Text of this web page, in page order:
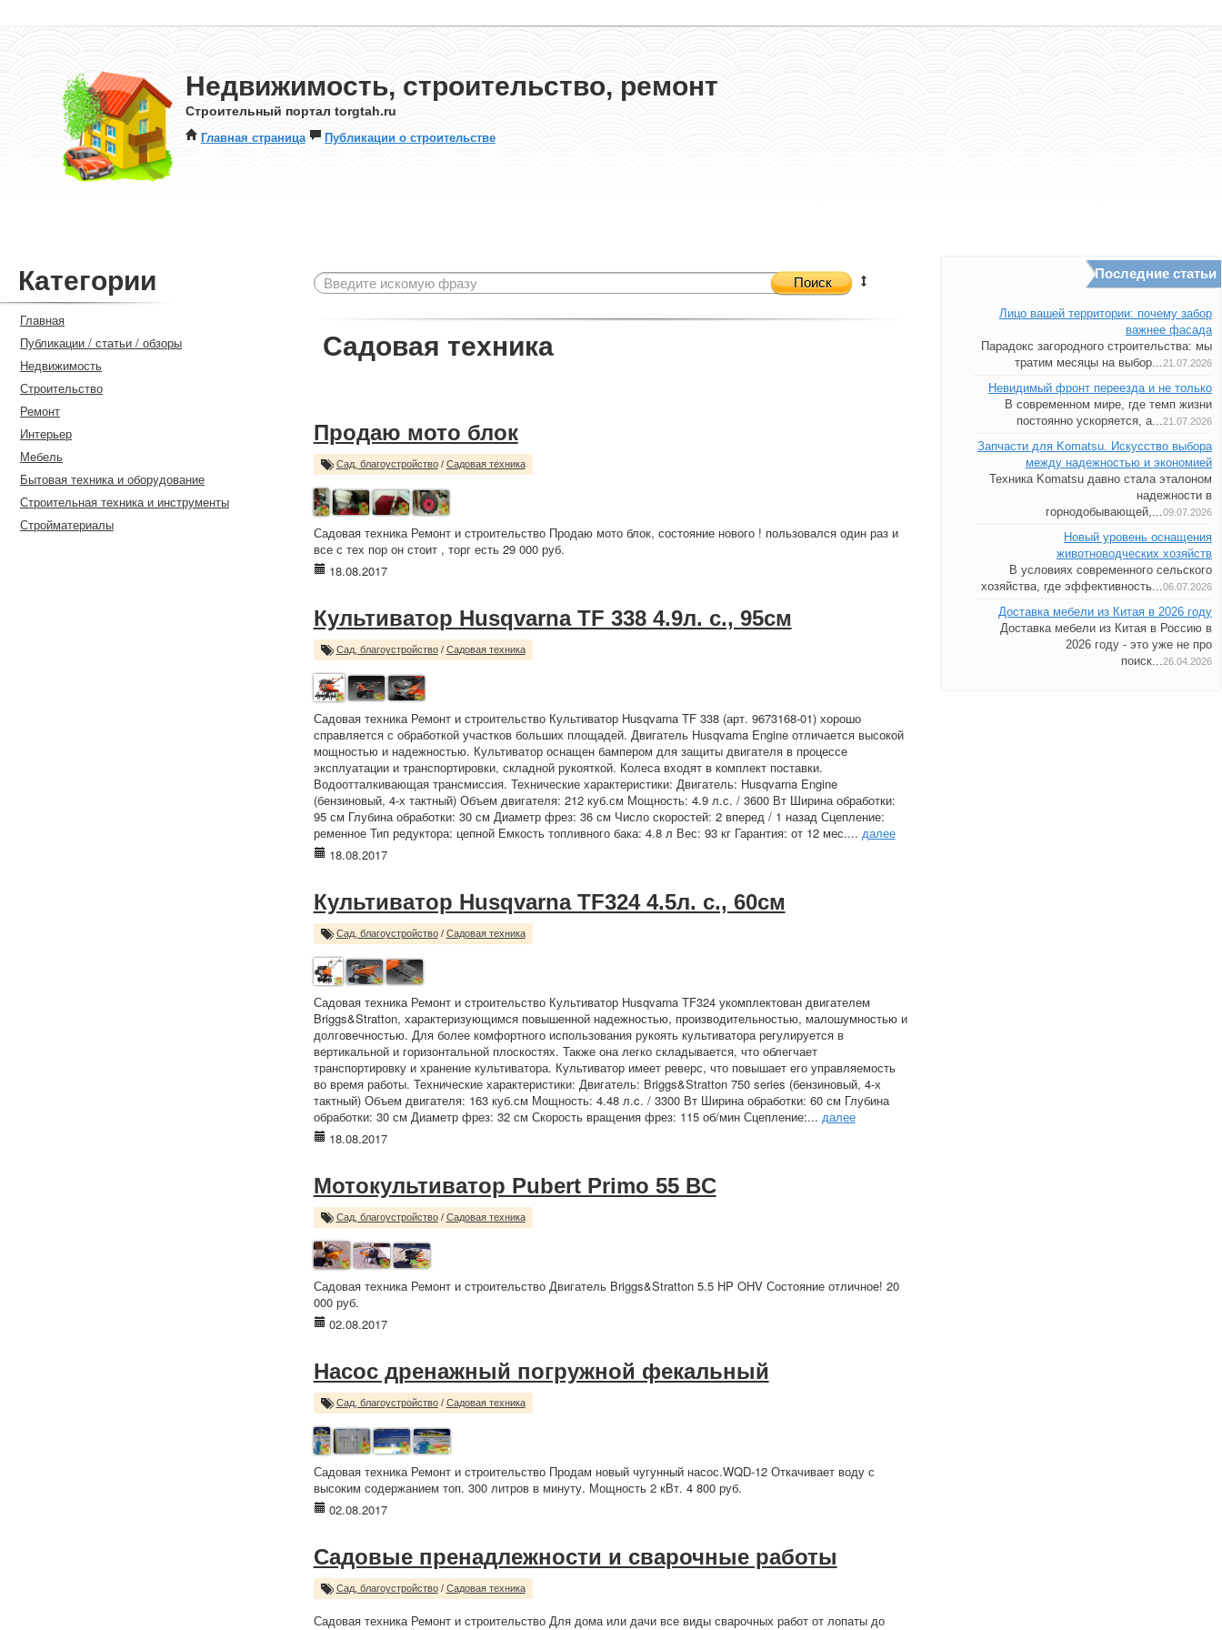
Недвижимость, строительство, ремонт
Строительный портал torgtah.ru
Главная страница Публикации о строительстве
Категории
Главная
Публикации / статьи / обзоры
Недвижимость
Строительство
Ремонт
Интерьер
Мебель
Бытовая техника и оборудование
Строительная техника и инструменты
Стройматериалы
Поиск
Садовая техника
Продаю мото блок
Сад, благоустройство/ Садовая техника
Садовая техника Ремонт и строительство Продаю мото блок, состояние нового ! пользовался один раз и
все с тех пор он стоит , торг есть 29 000 руб.
18.08.2017
Культиватор Husqvarna TF 338 4.9л. с., 95см
Сад, благоустройство/ Садовая техника
Садовая техника Ремонт и строительство Культиватор Husqvarna TF 338 (арт. 9673168-01) хорошо
справляется с обработкой участков больших площадей. Двигатель Husqvarna Engine отличается высокой
мощностью и надежностью. Культиватор оснащен бампером для защиты двигателя в процессе
эксплуатации и транспортировки, складной рукояткой. Колеса входят в комплект поставки.
Водоотталкивающая трансмиссия. Технические характеристики: Двигатель: Husqvarna Engine
(бензиновый, 4-х тактный) Объем двигателя: 212 куб.см Мощность: 4.9 л.с. / 3600 Вт Ширина обработки:
95 см Глубина обработки: 30 см Диаметр фрез: 36 см Число скоростей: 2 вперед / 1 назад Сцепление:
ременное Тип редуктора: цепной Емкость топливного бака: 4.8 л Вес: 93 кг Гарантия: от 12 мес.... далее
18.08.2017
Культиватор Husqvarna TF324 4.5л. с., 60см
Сад, благоустройство/ Садовая техника
Садовая техника Ремонт и строительство Культиватор Husqvarna TF324 укомплектован двигателем
Briggs&Stratton, характеризующимся повышенной надежностью, производительностью, малошумностью и
долговечностью. Для более комфортного использования рукоять культиватора регулируется в
вертикальной и горизонтальной плоскостях. Также она легко складывается, что облегчает
транспортировку и хранение культиватора. Культиватор имеет реверс, что повышает его управляемость
во время работы. Технические характеристики: Двигатель: Briggs&Stratton 750 series (бензиновый, 4-х
тактный) Объем двигателя: 163 куб.см Мощность: 4.48 л.c. / 3300 Вт Ширина обработки: 60 см Глубина
обработки: 30 см Диаметр фрез: 32 см Скорость вращения фрез: 115 об/мин Сцепление:... далее
18.08.2017
Мотокультиватор Pubert Primo 55 BC
Сад, благоустройство/ Садовая техника
Садовая техника Ремонт и строительство Двигатель Briggs&Stratton 5.5 HP OHV Состояние отличное! 20
000 руб.
02.08.2017
Насос дренажный погружной фекальный
Сад, благоустройство/ Садовая техника
Садовая техника Ремонт и строительство Продам новый чугунный насос.WQD-12 Откачивает воду с
высоким содержанием топ. 300 литров в минуту. Мощность 2 кВт. 4 800 руб.
02.08.2017
Садовые пренадлежности и сварочные работы
Сад, благоустройство/ Садовая техника
Садовая техника Ремонт и строительство Для дома или дачи все виды сварочных работ от лопаты до
Последние статьи
Лицо вашей территории: почему забор
важнее фасада
Парадокс загородного строительства: мы
тратим месяцы на выбор...21.07.2026
Невидимый фронт переезда и не только
В современном мире, где темп жизни
постоянно ускоряется, а...21.07.2026
Запчасти для Komatsu. Искусство выбора
между надежностью и экономией
Техника Komatsu давно стала эталоном
надежности в
горнодобывающей,...09.07.2026
Новый уровень оснащения
животноводческих хозяйств
В условиях современного сельского
хозяйства, где эффективность...06.07.2026
Доставка мебели из Китая в 2026 году
Доставка мебели из Китая в Россию в
2026 году - это уже не про
поиск...26.04.2026